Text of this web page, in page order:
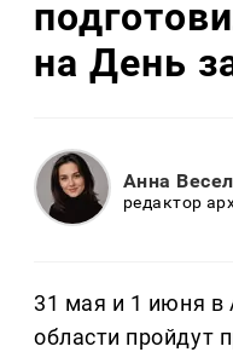
на День
Анна
редактор
31 мая и 1 июня в
области пройдут